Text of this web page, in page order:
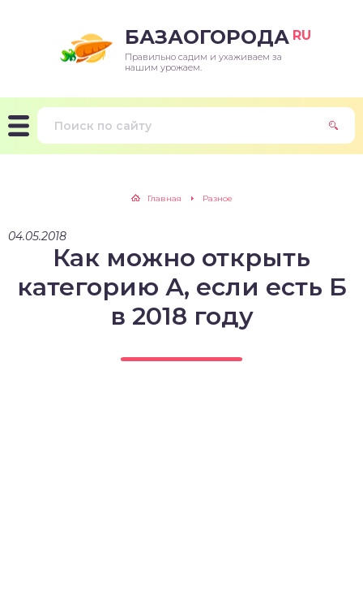
БАЗАОГОРОДА RU
Правильно садим и ухаживаем за
нашим урожаем.
Главная Разное
04.05.2018
Как можно открыть
категорию А, если есть Б
в 2018 году